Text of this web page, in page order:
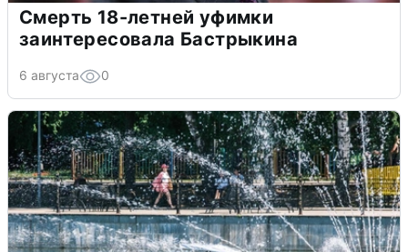
Смерть 18-летней уфимки
заинтересовала Бастрыкина
6 августа 0